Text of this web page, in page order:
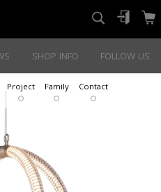
SHOP INFO FOLLOW US
Project Family Contact